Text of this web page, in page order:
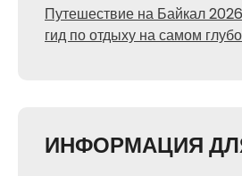
Путешествие на Байкал
гид по отдыху на самом
ИНФОРМАЦИЯ